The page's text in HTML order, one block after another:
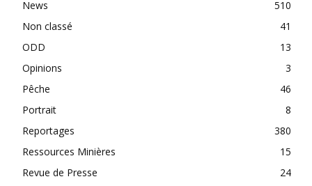
News
510
Non classé
41
ODD
13
Opinions
3
Pêche
46
Portrait
8
Reportages
380
Ressources Minières
15
Revue de Presse
24